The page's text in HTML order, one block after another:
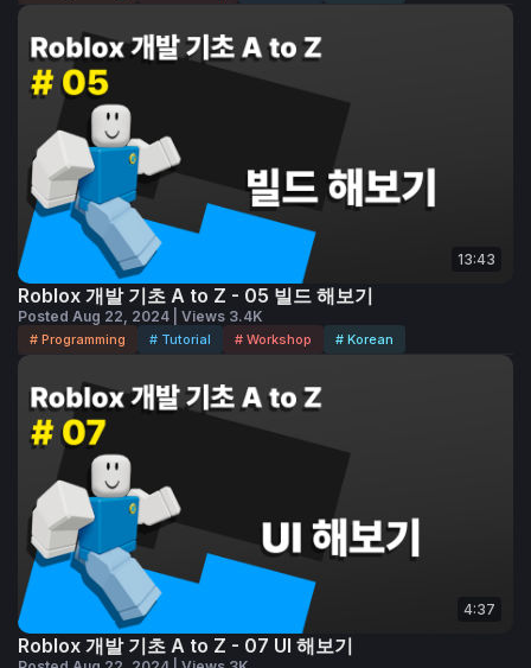
13:43
Roblox 개발 기초 A to Z - 05 빌드 해보기
Posted Aug 22, 2024 | Views 3.4K
# Programming # Tutorial # Workshop # Korean
4:37
Roblox 개발 기초 A to Z - 07 UI 해보기